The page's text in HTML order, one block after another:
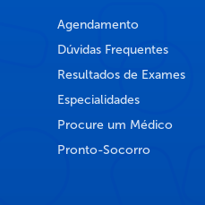
Agendamento
Dúvidas Frequentes
Resultados de Exames
Especialidades
Procure um Médico
Pronto-Socorro